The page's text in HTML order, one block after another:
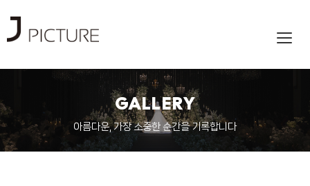
GALLERY
아름다운, 가장 소중한 순간을 기록합니다